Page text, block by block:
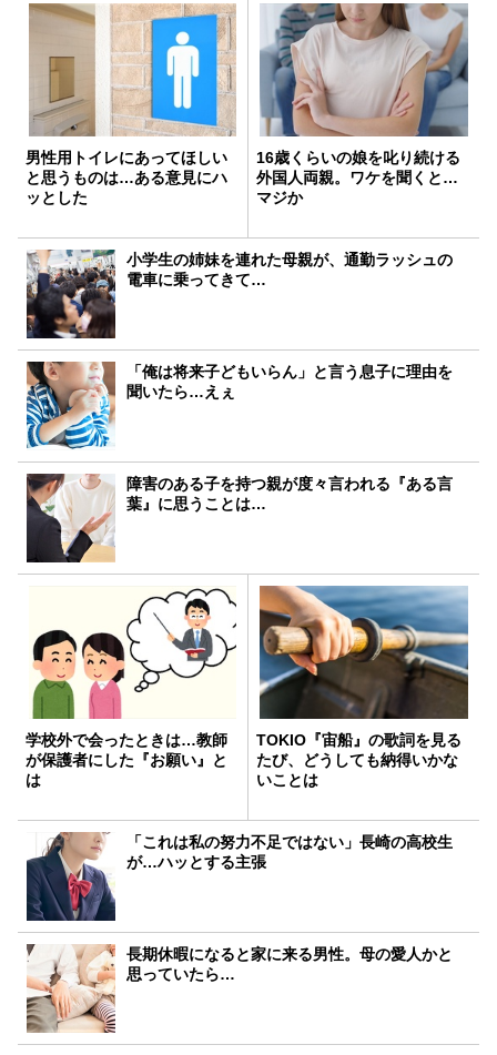
男性用トイレにあってほしい
と思うものは…ある意見にハ
ッとした
16歳くらいの娘を叱り続ける
外国人両親。ワケを聞くと…
マジか
小学生の姉妹を連れた母親が、通勤ラッシュの
電車に乗ってきて…
「俺は将来子どもいらん」と言う息子に理由を
聞いたら…えぇ
障害のある子を持つ親が度々言われる『ある言
葉』に思うことは…
学校外で会ったときは…教師
が保護者にした『お願い』と
は
TOKIO『宙船』の歌詞を見る
たび、どうしても納得いかな
いことは
「これは私の努力不足ではない」長崎の高校生
が…ハッとする主張
長期休暇になると家に来る男性。母の愛人かと
思っていたら…